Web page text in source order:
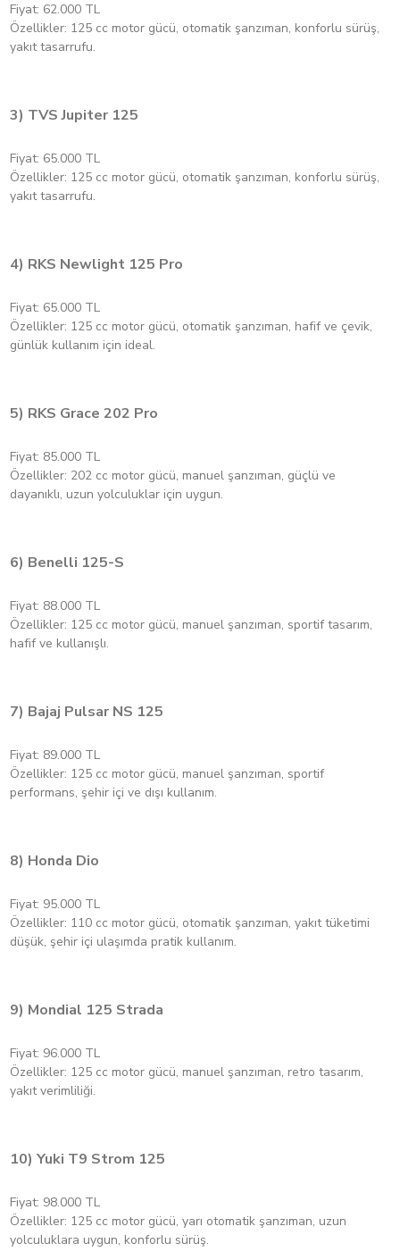
Fiyat: 62.000 TL
Özellikler: 125 cc motor gücü, otomatik şanzıman, konforlu sürüş,
yakıt tasarrufu.
3) TVS Jupiter 125
Fiyat: 65.000 TL
Özellikler: 125 cc motor gücü, otomatik şanzıman, konforlu sürüş,
yakıt tasarrufu.
4) RKS Newlight 125 Pro
Fiyat: 65.000 TL
Özellikler: 125 cc motor gücü, otomatik şanzıman, hafif ve çevik,
günlük kullanım için ideal.
5) RKS Grace 202 Pro
Fiyat: 85.000 TL
Özellikler: 202 cc motor gücü, manuel şanzıman, güçlü ve
dayanıklı, uzun yolculuklar için uygun.
6) Benelli 125-S
Fiyat: 88.000 TL
Özellikler: 125 cc motor gücü, manuel şanzıman, sportif tasarım,
hafif ve kullanışlı.
7) Bajaj Pulsar NS 125
Fiyat: 89.000 TL
Özellikler: 125 cc motor gücü, manuel şanzıman, sportif
performans, şehir içi ve dışı kullanım.
8) Honda Dio
Fiyat: 95.000 TL
Özellikler: 110 cc motor gücü, otomatik şanzıman, yakıt tüketimi
düşük, şehir içi ulaşımda pratik kullanım.
9) Mondial 125 Strada
Fiyat: 96.000 TL
Özellikler: 125 cc motor gücü, manuel şanzıman, retro tasarım,
yakıt verimliliği.
10) Yuki T9 Strom 125
Fiyat: 98.000 TL
Özellikler: 125 cc motor gücü, yarı otomatik şanzıman, uzun
yolculuklara uygun, konforlu sürüş.